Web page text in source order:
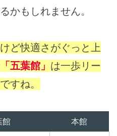
かもしれません。
ど快適さがぐっと上
「五葉館」 は一歩リー
すね。
館 本館